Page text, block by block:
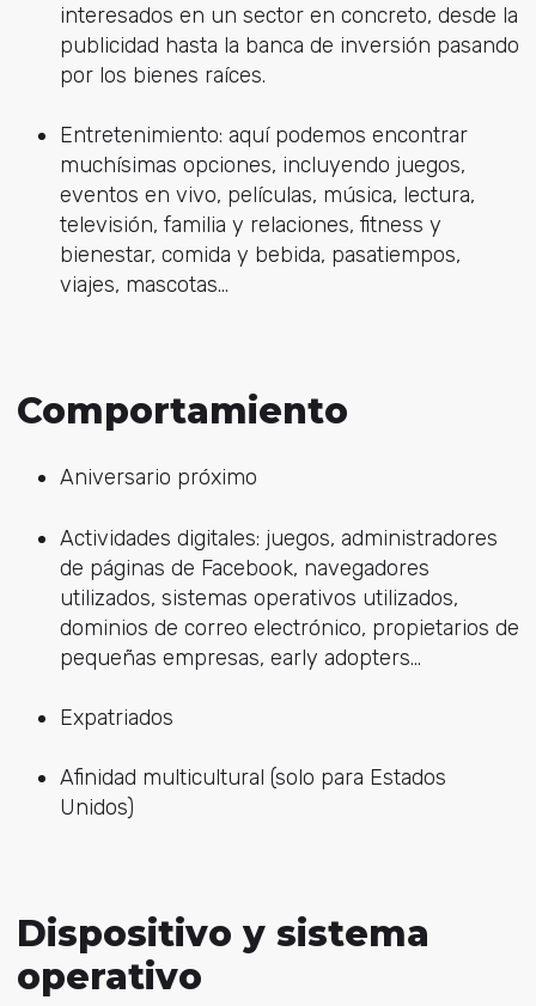
interesados en un sector en concreto, desde la
publicidad hasta la banca de inversión pasando
por los bienes raíces.
Entretenimiento: aquí podemos encontrar
muchísimas opciones, incluyendo juegos,
eventos en vivo, películas, música, lectura,
televisión, familia y relaciones, fitness y
bienestar, comida y bebida, pasatiempos,
viajes, mascotas...
Comportamiento
Aniversario próximo
Actividades digitales: juegos, administradores
de páginas de Facebook, navegadores
utilizados, sistemas operativos utilizados,
dominios de correo electrónico, propietarios de
pequeñas empresas, early adopters...
Expatriados
Afinidad multicultural (solo para Estados
Unidos)
Dispositivo y sistema
operativo